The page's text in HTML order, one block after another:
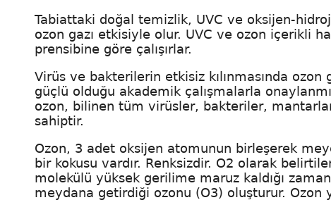
Tabiattaki doğal temizlik, UVC ve oksijen-
ozon gazı etkisiyle olur. UVC ve ozon içerikli
prensibine göre çalışırlar.
Virüs ve bakterilerin etkisiz kılınmasında
güçlü olduğu akademik çalışmalarla
ozon, bilinen tüm virüsler, bakteriler,
sahiptir.
Ozon, 3 adet oksijen atomunun birleşerek
bir kokusu vardır. Renksizdir. O2 olarak
molekülü yüksek gerilime maruz kaldığı
meydana getirdiği ozonu (O3) oluşturur. Ozon